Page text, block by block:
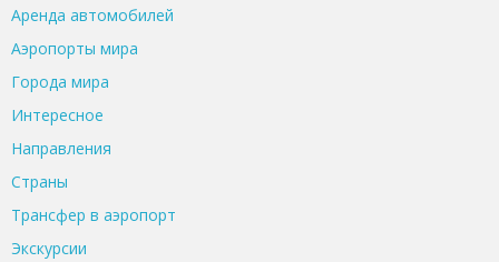
Аренда автомобилей
Аэропорты мира
Города мира
Интересное
Направления
Страны
Трансфер в аэропорт
Экскурсии